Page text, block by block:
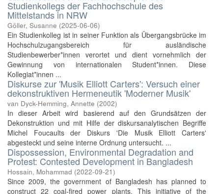
Studienkollegs der Fachhochschule des
Mittelstands in NRW
Göller, Susanne (2025-06-06)
Ein Studienkolleg ist in seiner Funktion als Übergangsbrücke im
Hochschulzugangsbereich für ausländische
Studienbewerber*innen verortet und dient vornehmlich der
Gewinnung von internationalen Student*innen. Diese
Kollegiat*innen ...
Diskurse zur 'Musik Elliott Carters': Versuch einer
dekonstruktiven Hermeneutik 'Moderner Musik'
van Dyck-Hemming, Annette (2002)
In dieser Arbeit wird basierend auf den Grundsätzen der
Dekonstruktion und mit Hilfe der diskursanalytischen Begriffe
Michel Foucaults der Diskurs 'Die Musik Elliott Carters'
abgesteckt und seine interne Ordnung untersucht. ...
Dispossession, Environmental Degradation and
Protest: Contested Development in Bangladesh
Hossain, Mohammad (2022-09-21)
Since 2009, the government of Bangladesh has planned to
construct 22 coal-fired power plants. This initiative of the